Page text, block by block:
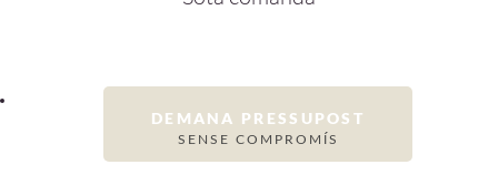
DEMANA PRESSUPOST
SENSE COMPROMÍS